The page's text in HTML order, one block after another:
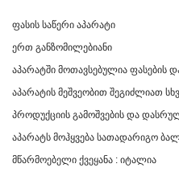
ფასის საწერი აპარატი
ერთ განზომილებიანი
აპარატში მოთავსებულია ფასების
აპარატის მეშვეობით შეგიძლიათ
პროდუქციის გამოშვების და
აპარატს მოჰყვება სათადარიგო
მწარმოებელი ქვეყანა : იტალია